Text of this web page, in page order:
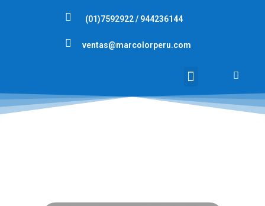
(01)7592922 / 944236144
ventas@marcolorperu.com